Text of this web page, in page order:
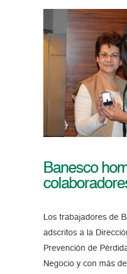
Banesco
Los trabajadores de
adscritos a la
Prevención de
Negocio y con más